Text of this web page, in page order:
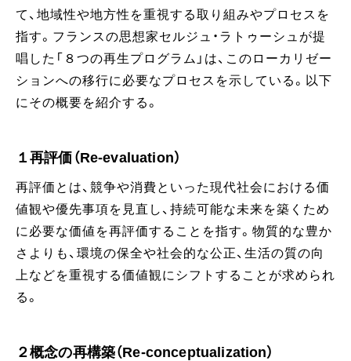
て、地域性や地方性を重視する取り組みやプロセスを
指す。フランスの思想家セルジュ・ラトゥーシュが提
唱した「８つの再生プログラム」は、このローカリゼー
ションへの移行に必要なプロセスを示している。以下
にその概要を紹介する。
１再評価（Re-evaluation）
再評価とは、競争や消費といった現代社会における価
値観や優先事項を見直し、持続可能な未来を築くため
に必要な価値を再評価することを指す。物質的な豊か
さよりも、環境の保全や社会的な公正、生活の質の向
上などを重視する価値観にシフトすることが求められ
る。
２概念の再構築（Re-conceptualization）